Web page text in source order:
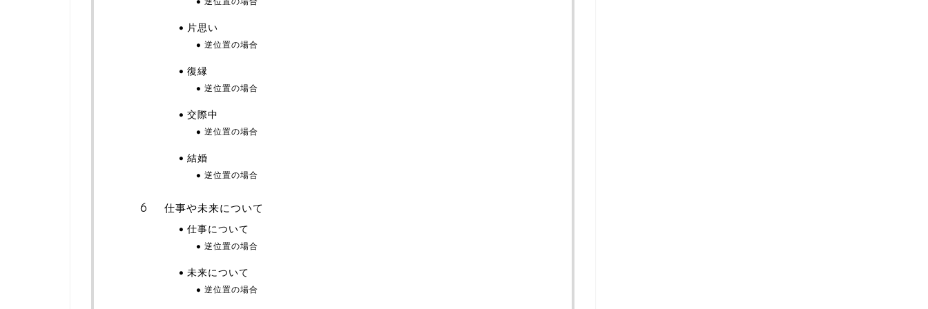
片思い
逆位置の場合
復縁
逆位置の場合
交際中
逆位置の場合
結婚
逆位置の場合
仕事や未来について
仕事について
逆位置の場合
未来について
逆位置の場合